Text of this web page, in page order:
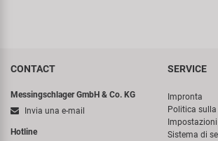
CONTACT
Messingschlager GmbH & Co. KG
Invia una e-mail
Hotline
SERVICE
Impronta
Politica sulla
Sistema di